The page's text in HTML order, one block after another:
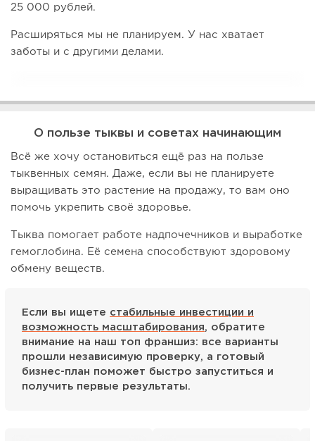
25 000 рублей.
Расширяться мы не планируем. У нас хватает
заботы и с другими делами.
О пользе тыквы и советах начинающим
Всё же хочу остановиться ещё раз на пользе
тыквенных семян. Даже, если вы не планируете
выращивать это растение на продажу, то вам оно
помочь укрепить своё здоровье.
Тыква помогает работе надпочечников и выработке
гемоглобина. Её семена способствуют здоровому
обмену веществ.
Если вы ищете стабильные инвестиции и
возможность масштабирования, обратите
внимание на наш топ франшиз: все варианты
прошли независимую проверку, а готовый
бизнес-план поможет быстро запуститься и
получить первые результаты.